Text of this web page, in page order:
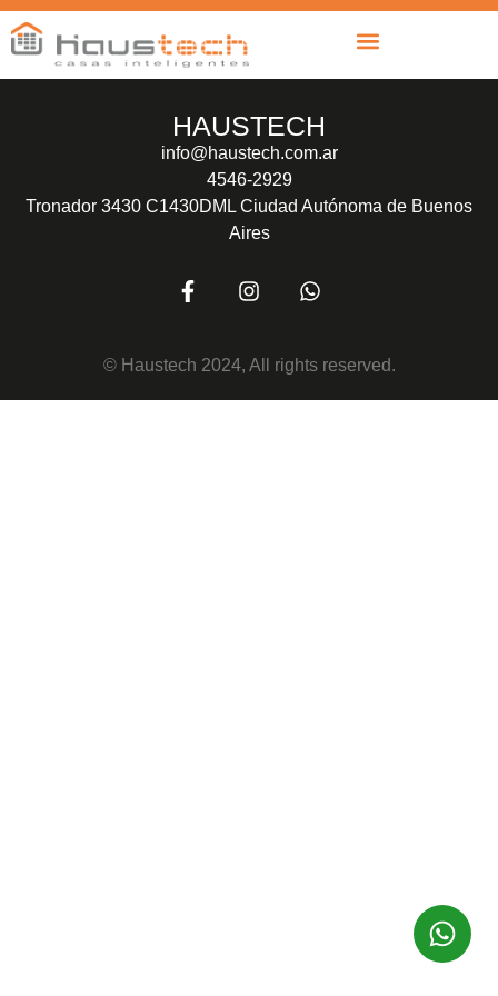
HAUSTECH
info@haustech.com.ar
4546-2929
Tronador 3430 C1430DML Ciudad Autónoma de Buenos
Aires
© Haustech 2024, All rights reserved.